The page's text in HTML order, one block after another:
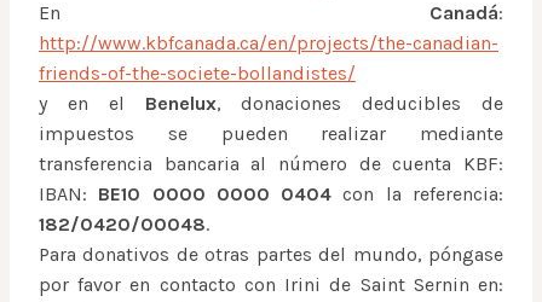
En Canadá:
http://www.kbfcanada.ca/en/projects/the-canadian-
friends-of-the-societe-bollandistes/
y en el Benelux, donaciones deducibles de
impuestos se pueden realizar mediante
transferencia bancaria al número de cuenta KBF:
IBAN: BE10 0000 0000 0404 con la referencia:
182/0420/00048.
Para donativos de otras partes del mundo, póngase
por favor en contacto con Irini de Saint Sernin en: